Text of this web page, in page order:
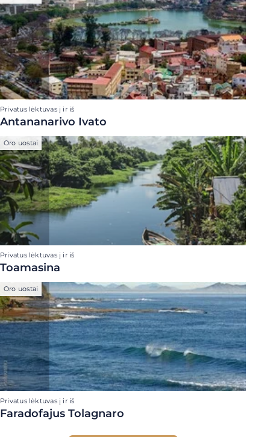
Privatus lėktuvas į ir iš
Antananarivo Ivato
Oro uostai
Privatus lėktuvas į ir iš
Toamasina
Oro uostai
Privatus lėktuvas į ir iš
Faradofajus Tolagnaro